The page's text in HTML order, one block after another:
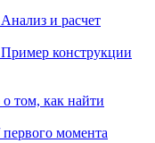
и расчет
конструкции
том, как найти
первого момента